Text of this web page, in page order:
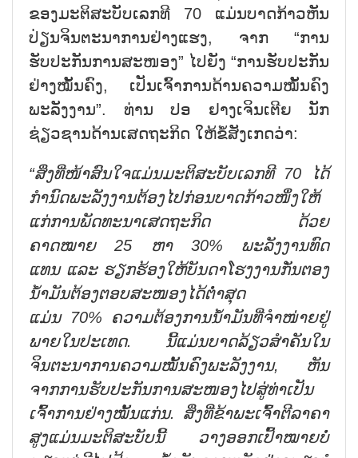
ຂອງມະຕິສະບັບເລກທີ 70 ແມ່ນບາດກ້າວຫັນ
ປ່ຽນຈິນຕະນາການຢ່າງແຮງ, ຈາກ “ການ
ຮັບປະກັນການສະໜອງ” ໄປຍັງ “ການຮັບປະກັນ
ຢ່າງໝັ້ນຄົງ, ເປັນເຈົ້າການດ້ານຄວາມໝັ້ນຄົງ
ພະລັງງານ”. ທ່ານ ປອ ຢາງເຈິນເຕີຍ ນັກ
ຊ່ຽວຊານດ້ານເສດຖະກິດ ໃຫ້ຂໍ້ສັງເກດວ່າ:
“ສິ່ງທີ່ໜ້າສົນໃຈແມ່ນມະຕິສະບັບເລກທີ70
ໄດ້
ກຳນົດພະລັງງານຕ້ອງໄປກ່ອນບາດກ້າວໜຶ່ງໃຫ້
ແກ່ການພັດທະນາເສດຖະກິດ
ດ້ວຍ
ຄາດໝາຍ25 ຫາ30% ພະລັງງານທົດ
ແທນ ແລະ ຮຽກຮ້ອງໃຫ້ບັນດາໂຮງງານກັ່ນຕອງ
ນ້ຳມັນຕ້ອງຕອບສະໜອງໄດ້ຕ່ຳສຸດ
ແມ່ນ70% ຄວາມຕ້ອງການນ້ຳມັນທີ່ຈຳໜ່າຍຢູ່
ພາຍໃນປະເທດ. ນີ້ແມ່ນບາດລ້ຽວສຳຄັນໃນ
ຈິນຕະນາການຄວາມໝັ້ນຄົງພະລັງງານ, ຫັນ
ຈາກການຮັບປະກັນການສະໜອງໄປສູ່ທ່າເປັນ
ເຈົ້າການຢ່າງໝັ້ນແກ່ນ. ສິ່ງທີ່ຂ້າພະເຈົ້າຕີລາຄາ
ສູງແມ່ນມະຕິສະບັບນີ້ ວາງອອກເປົ້າໝາຍບໍ່